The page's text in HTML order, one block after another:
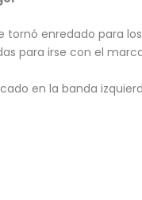
enredado para
para irse con el
en la banda